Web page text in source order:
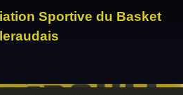
Sportive du Basket